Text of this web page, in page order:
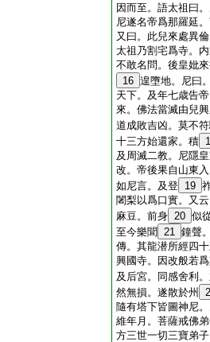
因而至。語太祖曰
尼遂名帝爲那羅延
又曰。此兒來處異
太祖乃割宅爲寺。
不敢名問。後皇妣
16 遑墮地。尼曰
天下。及年七歳告
來。佛法當滅由兒
道成敗吉凶。莫不
十三方始還家。積
及周滅二教。尼隱
改。帝後果自山東
如尼言。及登 19
闍梨以爲口實。又
麻豆。前身 20 似
至今樂聞 21 鐘聲
傳。其龍潜所經四
興國寺。因改般若
及后宮。同感舍利
然無損。遂散於州
隨有塔下皆圖神尼
維年月。菩薩戒佛
方三世一切三寶弟